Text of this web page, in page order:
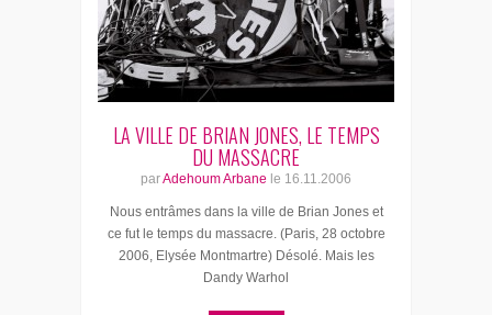
LA VILLE DE BRIAN JONES, LE TEMPS
DU MASSACRE
parAdehoum Arbane le 16.11.2006
Nous entrâmes dans la ville de Brian Jones et
ce fut le temps du massacre. (Paris, 28 octobre
2006, Elysée Montmartre) Désolé. Mais les
Dandy Warhol